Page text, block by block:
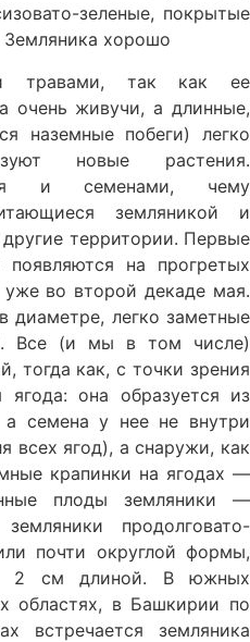
зеленые, покрытые
хорошо
травами, так как ее
очень живучи, а длинные,
на­земные побеги) легко
новые растения.
и семенами, чему
земляникой и
территории. Первые
на прогретых
во второй декаде мая.
диаметре, легко заметные
Все (и мы в том числе)
тогда как, с точки зрения
она образует­ся из
а семена у нее не внутри
всех ягод), а снаружи, как
крапинки на ягодах —
плоды земля­ники —
продолговато-
почти округлой формы,
2 см длиной. В южных
облас­тях, в Башкирии по
встречается земляника